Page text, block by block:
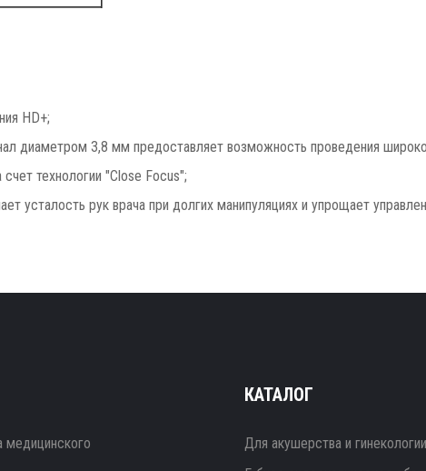
HD+;
диаметром 3,8 мм предоставляет возможность проведения
технологии "Close Focus";
усталость рук врача при долгих манипуляциях и упрощает
КАТАЛОГ
Для акушерства и гинекологии